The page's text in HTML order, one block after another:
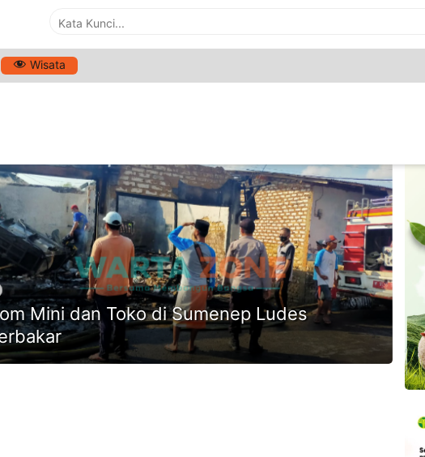
Wisata
TOKO DI LENTENG
Mini dan Toko di Sumenep Ludes